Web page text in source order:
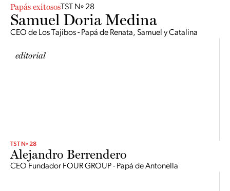
Papás exitosos TST Nº 28
Samuel Doria Medina
CEO de Los Tajibos - Papá de Renata, Samuel y Catalina
editorial
TST Nº 28
Alejandro Berrendero
CEO Fundador FOUR GROUP - Papá de Antonella